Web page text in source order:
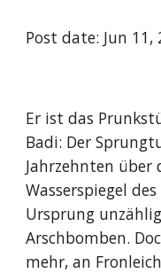
Post date: Jun 11,
Er ist das
Badi: Der
Jahrzehnten
Wasserspiegel
Ursprung
Arschbomben.
mehr, an